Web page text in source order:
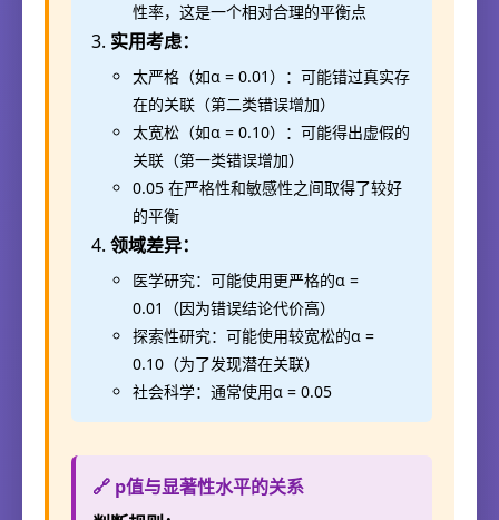
性率，这是一个相对合理的平衡点
实用考虑：
太严格（如α = 0.01）：可能错过真实存
在的关联（第二类错误增加）
太宽松（如α = 0.10）：可能得出虚假的
关联（第一类错误增加）
0.05 在严格性和敏感性之间取得了较好
的平衡
领域差异：
医学研究：可能使用更严格的α =
0.01（因为错误结论代价高）
探索性研究：可能使用较宽松的α =
0.10（为了发现潜在关联）
社会科学：通常使用α = 0.05
🔗 p值与显著性水平的关系